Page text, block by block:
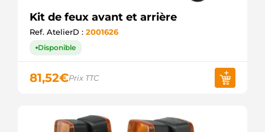
Kit de feux avant et arrière
Ref. AtelierD : 2001626
Disponible
81,52€Prix TTC